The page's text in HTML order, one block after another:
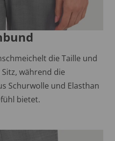
die Taille und
während die
Schurwolle und Elasthan
bietet.